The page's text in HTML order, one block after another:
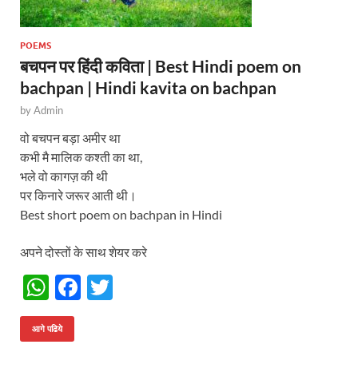
POEMS
बचपन पर हिंदी कविता | Best Hindi poem on
bachpan | Hindi kavita on bachpan
byAdmin
वो बचपन बड़ा अमीर था
कभी मै मालिक कश्ती का था,
भले वो कागज़ की थी
पर किनारे जरूर आती थी।
Best short poem on bachpan in Hindi
अपने दोस्तों के साथ शेयर करे
W
h
at
F
आगे पढिये